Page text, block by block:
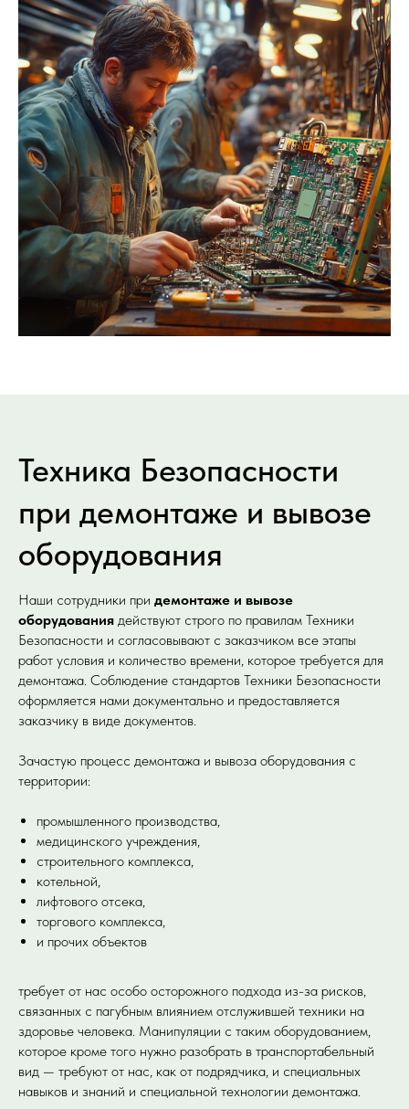
Техника Безопасности
при демонтаже и вывозе
оборудования
Наши сотрудники при демонтаже и вывозе
оборудования действуют строго по правилам Техники
Безопасности и согласовывают с заказчиком все этапы
работ условия и количество времени, которое требуется для
демонтажа. Соблюдение стандартов Техники Безопасности
оформляется нами документально и предоставляется
заказчику в виде документов.
Зачастую процесс демонтажа и вывоза оборудования с
территории:
промышленного производства,
медицинского учреждения,
строительного комплекса,
котельной,
лифтового отсека,
торгового комплекса,
и прочих объектов
требует от нас особо осторожного подхода из-за рисков,
связанных с пагубным влиянием отслужившей техники на
здоровье человека. Манипуляции с таким оборудованием,
которое кроме того нужно разобрать в транспортабельный
вид — требуют от нас, как от подрядчика, и специальных
навыков и знаний и специальной технологии демонтажа.